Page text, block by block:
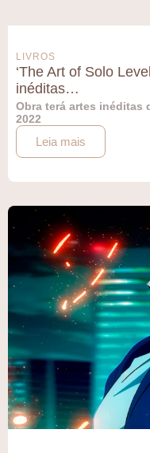
LIVROS
‘The Art of Solo
inéditas…
Obra terá artes inéditas
2022
Leia mais